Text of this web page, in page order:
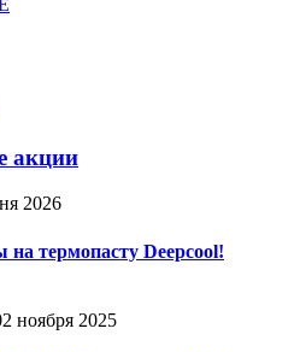
акции
2026
термопасту Deepcool!
ноября 2025